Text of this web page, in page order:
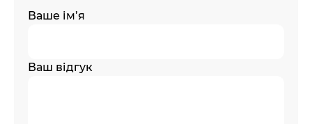
Ваше ім’я
Ваш відгук